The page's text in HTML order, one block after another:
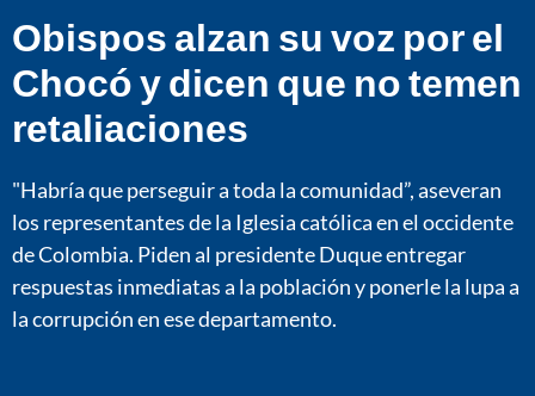
Obispos alzan su voz por el
Chocó y dicen que no temen
retaliaciones
"Habría que perseguir a toda la comunidad”, aseveran
los representantes de la Iglesia católica en el occidente
de Colombia. Piden al presidente Duque entregar
respuestas inmediatas a la población y ponerle la lupa a
la corrupción en ese departamento.